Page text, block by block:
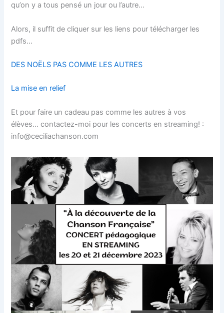
qu’on y a tous pensé un jour ou l’autre…
Alors, il suffit de cliquer sur les liens pour télécharger les
pdfs…
DES NOËLS PAS COMME LES AUTRES
La mise en relief
Et pour faire un cadeau pas comme les autres à vos
élèves… contactez-moi pour les concerts en streaming! :
info@ceciliachanson.com